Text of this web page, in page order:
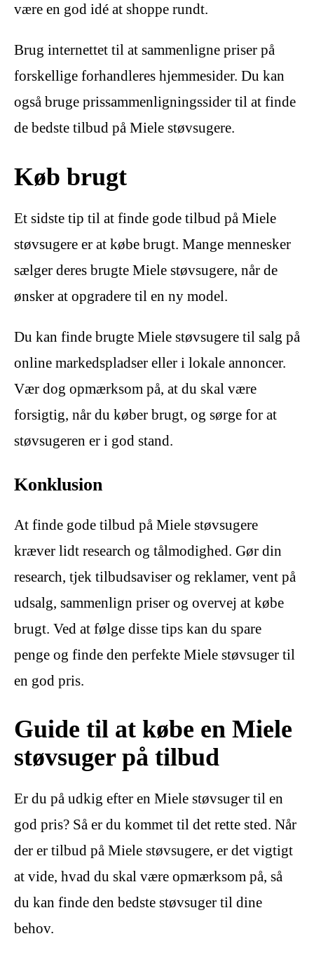
være en god idé at shoppe rundt.
Brug internettet til at sammenligne priser på
forskellige forhandleres hjemmesider. Du kan
også bruge prissammenligningssider til at finde
de bedste tilbud på Miele støvsugere.
Køb brugt
Et sidste tip til at finde gode tilbud på Miele
støvsugere er at købe brugt. Mange mennesker
sælger deres brugte Miele støvsugere, når de
ønsker at opgradere til en ny model.
Du kan finde brugte Miele støvsugere til salg på
online markedspladser eller i lokale annoncer.
Vær dog opmærksom på, at du skal være
forsigtig, når du køber brugt, og sørge for at
støvsugeren er i god stand.
Konklusion
At finde gode tilbud på Miele støvsugere
kræver lidt research og tålmodighed. Gør din
research, tjek tilbudsaviser og reklamer, vent på
udsalg, sammenlign priser og overvej at købe
brugt. Ved at følge disse tips kan du spare
penge og finde den perfekte Miele støvsuger til
en god pris.
Guide til at købe en Miele
støvsuger på tilbud
Er du på udkig efter en Miele støvsuger til en
god pris? Så er du kommet til det rette sted. Når
der er tilbud på Miele støvsugere, er det vigtigt
at vide, hvad du skal være opmærksom på, så
du kan finde den bedste støvsuger til dine
behov.